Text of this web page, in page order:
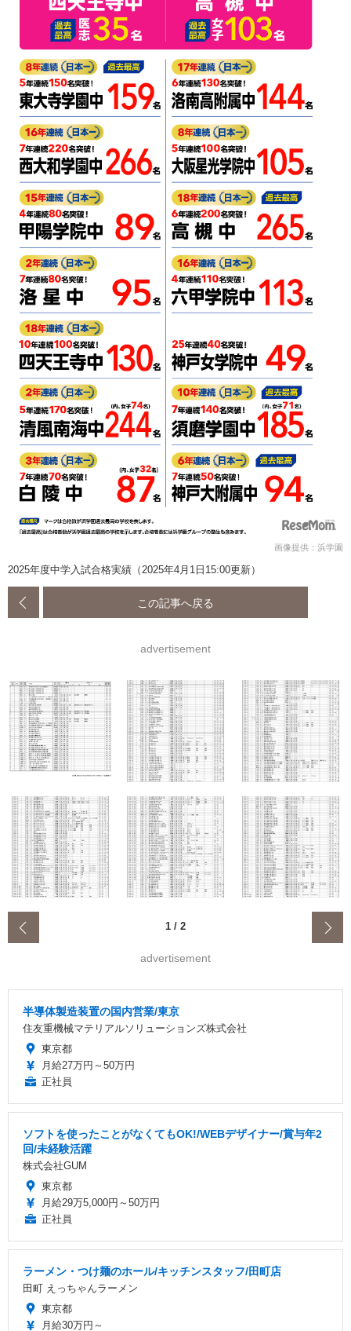
画像提供：浜学園
2025年度中学入試合格実績（2025年4月1日15:00更新）
この記事へ戻る
advertisement
1 / 2
advertisement
半導体製造装置の国内営業/東京
住友重機械マテリアルソリューションズ株式会社
東京都
月給27万円～50万円
正社員
ソフトを使ったことがなくてもOK!/WEBデザイナー/賞与年2
回/未経験活躍
株式会社GUM
東京都
月給29万5,000円～50万円
正社員
ラーメン・つけ麺のホール/キッチンスタッフ/田町店
田町 えっちゃんラーメン
東京都
月給30万円～